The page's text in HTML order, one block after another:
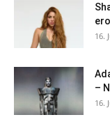
16.
–
16.